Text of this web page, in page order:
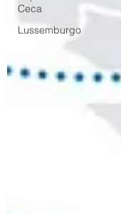
Ceca
Lussemburgo